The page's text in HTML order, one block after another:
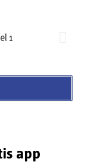
app